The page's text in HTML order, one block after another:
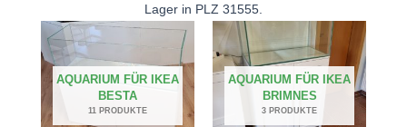
Lager in PLZ 31555.
AQUARIUM FÜR IKEA
BESTA
11 PRODUKTE
AQUARIUM FÜR IKEA
BRIMNES
3 PRODUKTE